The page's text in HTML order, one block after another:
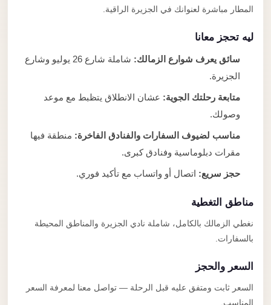
المطار مباشرة لعنوانك في الجزيرة الراقية.
ليه تحجز معانا
سائق يعرف شوارع الزمالك:
شاملة شارع 26 يوليو وشارع
الجزيرة.
متابعة رحلتك الجوية:عشان الانطلاق يتظبط مع موعد
وصولك.
مناسب لضيوف السفارات والفنادق الفاخرة:منطقة فيها
مقرات دبلوماسية وفنادق كبرى.
حجز سريع:اتصال أو واتساب مع تأكيد فوري.
مناطق التغطية
نغطي الزمالك بالكامل، شاملة نادي الجزيرة والمناطق المحيطة
بالسفارات.
السعر والحجز
السعر ثابت ومتفق عليه قبل الرحلة — تواصل معنا لمعرفة السعر
المناسب.